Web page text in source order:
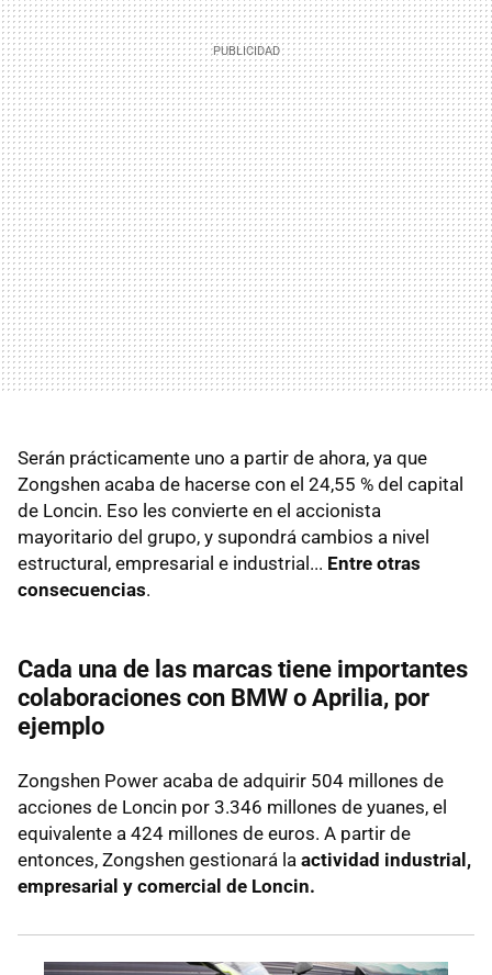
Serán prácticamente uno a partir de ahora, ya que
Zongshen acaba de hacerse con el 24,55 % del capital
de Loncin. Eso les convierte en el accionista
mayoritario del grupo, y supondrá cambios a nivel
estructural, empresarial e industrial... Entre otras
consecuencias.
Cada una de las marcas tiene importantes
colaboraciones con BMW o Aprilia, por
ejemplo
Zongshen Power acaba de adquirir 504 millones de
acciones de Loncin por 3.346 millones de yuanes, el
equivalente a 424 millones de euros. A partir de
entonces, Zongshen gestionará la actividad industrial,
empresarial y comercial de Loncin.